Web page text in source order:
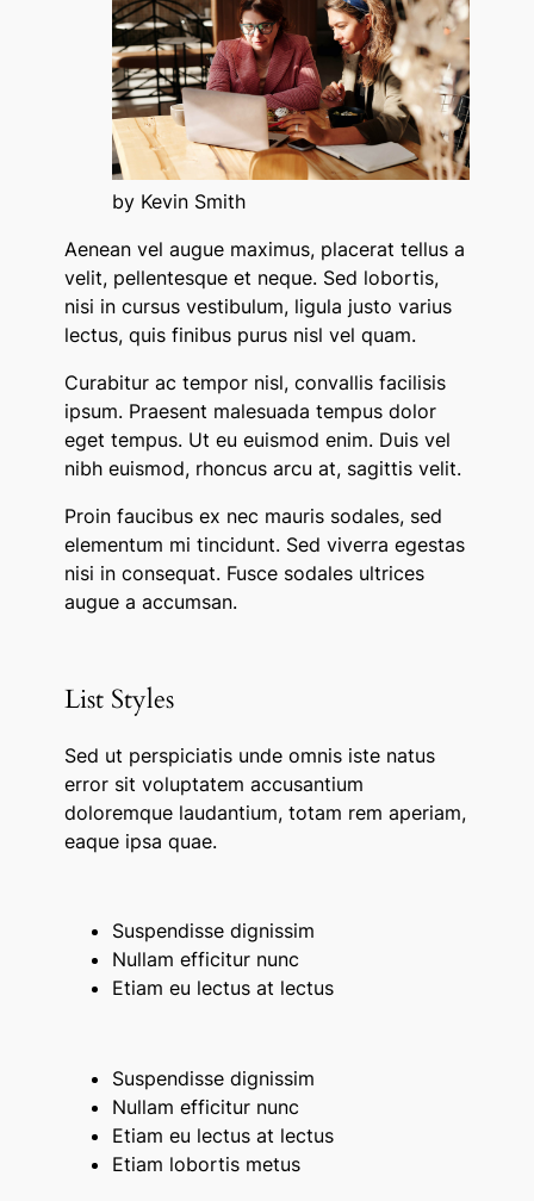
by Kevin Smith
Aenean vel augue maximus, placerat tellus a
velit, pellentesque et neque. Sed lobortis,
nisi in cursus vestibulum, ligula justo varius
lectus, quis finibus purus nisl vel quam.
Curabitur ac tempor nisl, convallis facilisis
ipsum. Praesent malesuada tempus dolor
eget tempus. Ut eu euismod enim. Duis vel
nibh euismod, rhoncus arcu at, sagittis velit.
Proin faucibus ex nec mauris sodales, sed
elementum mi tincidunt. Sed viverra egestas
nisi in consequat. Fusce sodales ultrices
augue a accumsan.
List Styles
Sed ut perspiciatis unde omnis iste natus
error sit voluptatem accusantium
doloremque laudantium, totam rem aperiam,
eaque ipsa quae.
Suspendisse dignissim
Nullam efficitur nunc
Etiam eu lectus at lectus
Suspendisse dignissim
Nullam efficitur nunc
Etiam eu lectus at lectus
Etiam lobortis metus